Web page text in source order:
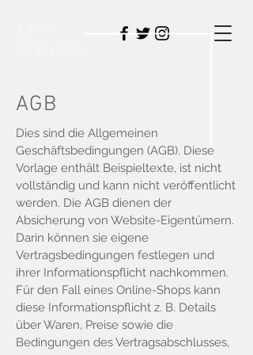
AGB
Dies sind die Allgemeinen
Geschäftsbedingungen (AGB). Diese
Vorlage enthält Beispieltexte, ist nicht
vollständig und kann nicht veröffentlicht
werden. Die AGB dienen der
Absicherung von Website-Eigentümern.
Darin können sie eigene
Vertragsbedingungen festlegen und
ihrer Informationspflicht nachkommen.
Für den Fall eines Online-Shops kann
diese Informationspflicht z. B. Details
über Waren, Preise sowie die
Bedingungen des Vertragsabschlusses,